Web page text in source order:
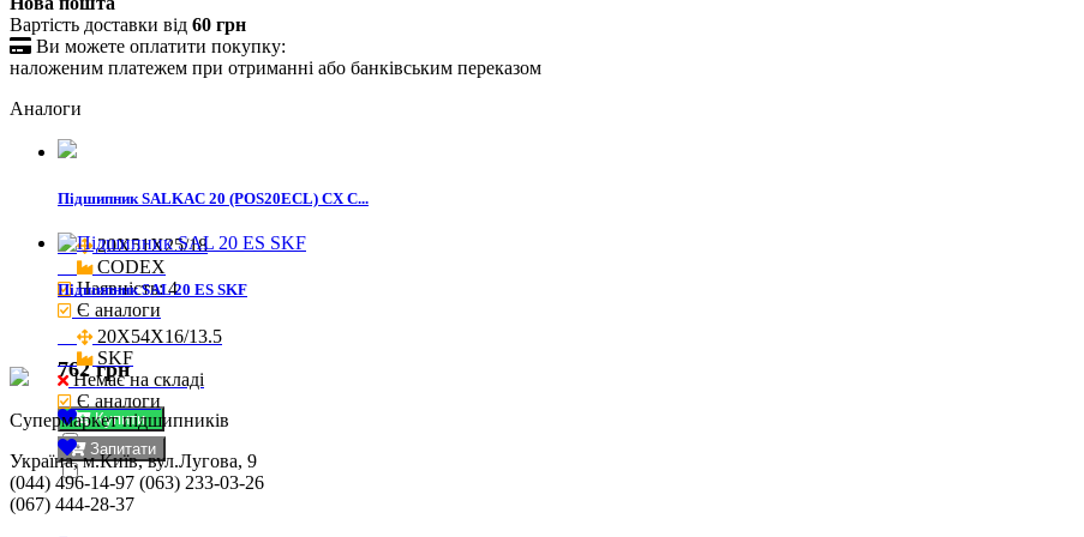
Вартість доставки від 60 грн
 Ви можете оплатити покупку:
наложеним платежем при отриманні або банківським переказом
Аналоги
Підшипник SALKAC 20 (POS20ECL) CX C...
20X51X25/18
CODEX
Наявність: 4
Є аналоги
762 грн
Купити
Підшипник SAL 20 ES SKF
20X54X16/13.5
SKF
Немає на складі
Є аналоги
Запитати
Cупермаркет підшипників
Україна, м.Київ, вул.Лугова, 9
(044) 496-14-97 (063) 233-03-26
(067) 444-28-37